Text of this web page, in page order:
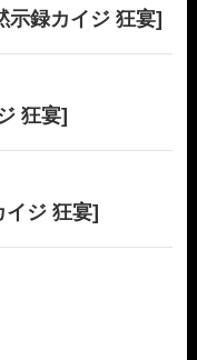
示録カイジ 狂宴]
狂宴]
ジ 狂宴]